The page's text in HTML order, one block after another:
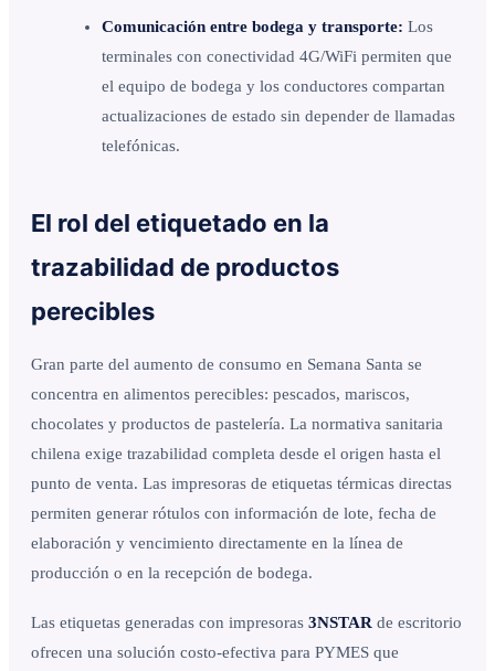
Comunicación entre bodega y transporte: Los
terminales con conectividad 4G/WiFi permiten que
el equipo de bodega y los conductores compartan
actualizaciones de estado sin depender de llamadas
telefónicas.
El rol del etiquetado en la
trazabilidad de productos
perecibles
Gran parte del aumento de consumo en Semana Santa se
concentra en alimentos perecibles: pescados, mariscos,
chocolates y productos de pastelería. La normativa sanitaria
chilena exige trazabilidad completa desde el origen hasta el
punto de venta. Las impresoras de etiquetas térmicas directas
permiten generar rótulos con información de lote, fecha de
elaboración y vencimiento directamente en la línea de
producción o en la recepción de bodega.
Las etiquetas generadas con impresoras 3NSTAR de escritorio
ofrecen una solución costo-efectiva para PYMES que